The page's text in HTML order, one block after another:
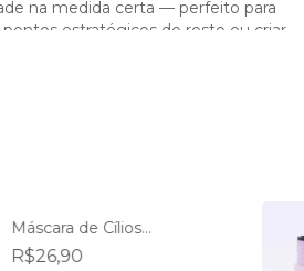
na medida certa — perfeito para
pontos estratégicos do rosto ou criar
o look.
Máscara de Cílios
Alongamento
R$26,90